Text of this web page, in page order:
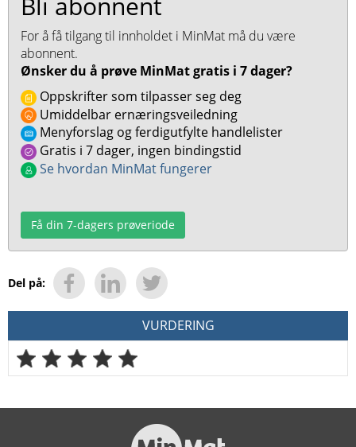
For å få tilgang til innholdet i MinMat må du være
abonnent.
Ønsker du å prøve MinMat gratis i 7 dager?
Oppskrifter som tilpasser seg deg
Umiddelbar ernæringsveiledning
Menyforslag og ferdigutfylte handlelister
Gratis i 7 dager, ingen bindingstid
Se hvordan MinMat fungerer
Få din 7-dagers prøveriode
Del på:
VURDERING